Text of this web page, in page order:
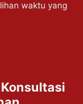
waktu yang